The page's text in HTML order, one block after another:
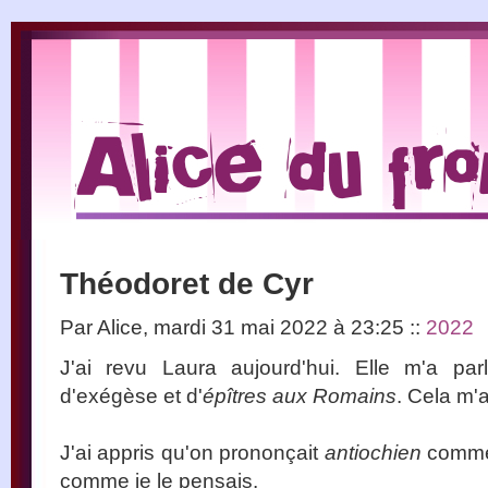
Théodoret de Cyr
Par Alice, mardi 31 mai 2022 à 23:25 :: 2022
J'ai revu Laura aujourd'hui. Elle m'a
d'exégèse et d'épîtres aux Romains. Cela
J'ai appris qu'on prononçait antiochien
comme je le pensais.